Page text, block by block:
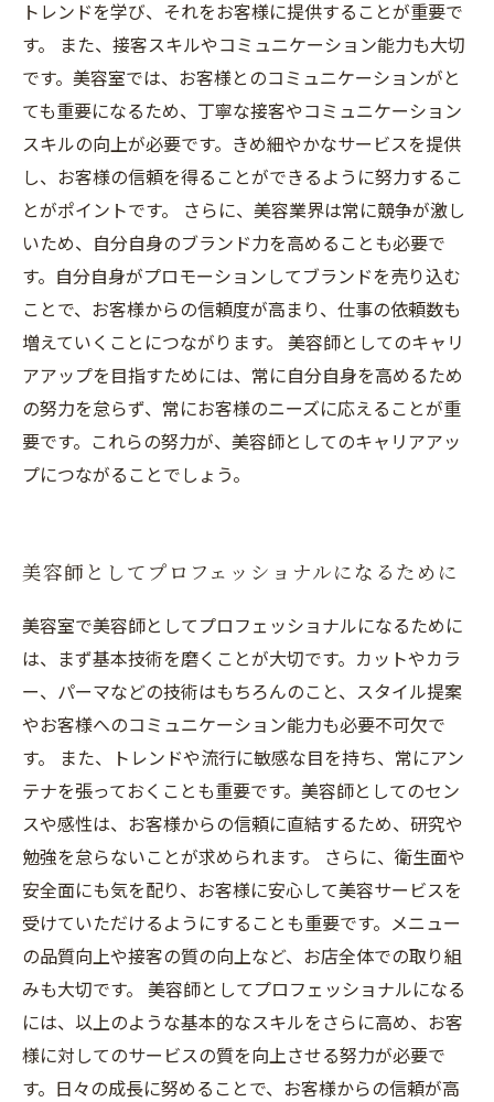
トレンドを学び、それをお客様に提供することが重要で
す。 また、接客スキルやコミュニケーション能力も大切
です。美容室では、お客様とのコミュニケーションがと
ても重要になるため、丁寧な接客やコミュニケーション
スキルの向上が必要です。きめ細やかなサービスを提供
し、お客様の信頼を得ることができるように努力するこ
とがポイントです。 さらに、美容業界は常に競争が激し
いため、自分自身のブランド力を高めることも必要で
す。自分自身がプロモーションしてブランドを売り込む
ことで、お客様からの信頼度が高まり、仕事の依頼数も
増えていくことにつながります。 美容師としてのキャリ
アアップを目指すためには、常に自分自身を高めるため
の努力を怠らず、常にお客様のニーズに応えることが重
要です。これらの努力が、美容師としてのキャリアアッ
プにつながることでしょう。
美容師としてプロフェッショナルになるために
美容室で美容師としてプロフェッショナルになるために
は、まず基本技術を磨くことが大切です。カットやカラ
ー、パーマなどの技術はもちろんのこと、スタイル提案
やお客様へのコミュニケーション能力も必要不可欠で
す。 また、トレンドや流行に敏感な目を持ち、常にアン
テナを張っておくことも重要です。美容師としてのセン
スや感性は、お客様からの信頼に直結するため、研究や
勉強を怠らないことが求められます。 さらに、衛生面や
安全面にも気を配り、お客様に安心して美容サービスを
受けていただけるようにすることも重要です。メニュー
の品質向上や接客の質の向上など、お店全体での取り組
みも大切です。 美容師としてプロフェッショナルになる
には、以上のような基本的なスキルをさらに高め、お客
様に対してのサービスの質を向上させる努力が必要で
す。日々の成長に努めることで、お客様からの信頼が高